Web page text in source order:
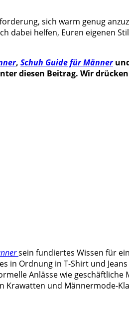
sich warm genug
dabei helfen, Euren eigenen
, Schuh Guide für Männer
diesen Beitrag. Wir
sein fundiertes Wissen für
in Ordnung in T-Shirt und
Anlässe wie
und Männermode-